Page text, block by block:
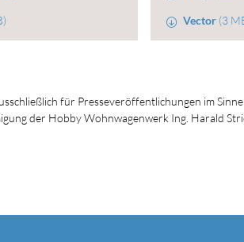
Vector (3
für Presseveröffentlichungen im
der Hobby Wohnwagenwerk Ing. Harald